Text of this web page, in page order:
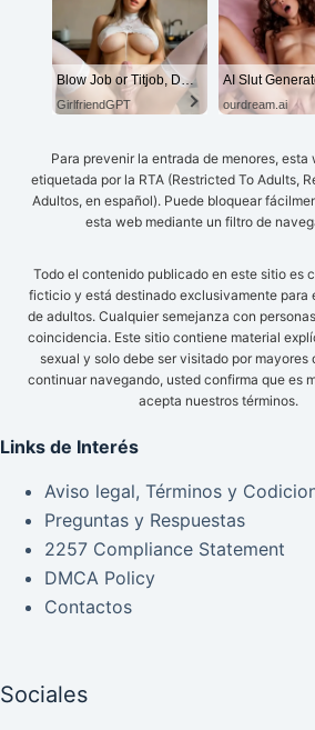
Blow Job or Titjob, Deepthroat or Spreading Pussy
GirlfriendGPT ourdream.ai
Para prevenir la entrada de menores, esta
etiquetada por la RTA (Restricted To Adults,
Adultos, en español). Puede bloquear
esta web mediante un filtro de
Todo el contenido publicado en este sitio es
ficticio y está destinado exclusivamente para
de adultos. Cualquier semejanza con
coincidencia. Este sitio contiene material
sexual y solo debe ser visitado por mayores
continuar navegando, usted confirma que es
acepta nuestros términos.
Links de Interés
Aviso legal, Términos y
Preguntas y Respuestas
2257 Compliance Statement
DMCA Policy
Contactos
Sociales